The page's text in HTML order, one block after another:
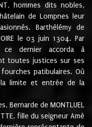
hommes dits nobles,
de Lompnes leur
Barthélémy de
le 03 juin 1304. Par
ce dernier accorda à
toutes justices sur ses
patibulaires. Où
limite et entrée de la
Bernarde de MONTLUEL
fille du seigneur Amé